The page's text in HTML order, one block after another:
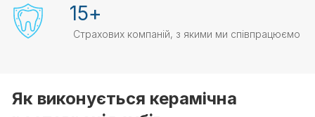
Страхових компаній, з якими ми співпрацюємо
15+
Як виконується керамічна